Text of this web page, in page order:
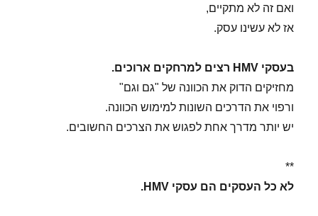
ואם זה לא מתקיים,
אז לא עשינו עסק.
בעסקי HMV רצים למרחקים ארוכים.
מחזיקים הדוק את הכוונה של "גם וגם"
ורפוי את הדרכים השונות למימוש הכוונה.
יש יותר מדרך אחת לפגוש את הצרכים החשובים.
**
לא כל העסקים הם עסקי HMV.